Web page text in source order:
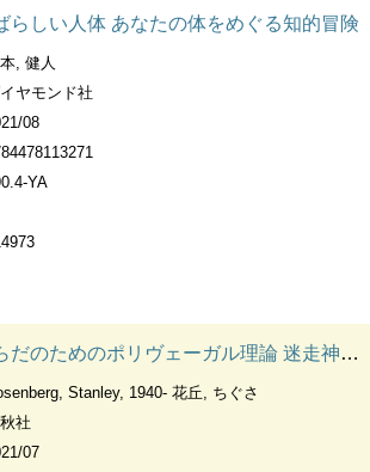
らしい人体 あなたの体をめぐる知的冒険
, 健人
ヤモンド社
08
YA
めのポリヴェーガル理論 迷走神経から不安・うつ・トラウマ・自閉症を癒すセルフ・エクササイズ
Stanley, 1940- 花丘, ちぐさ
社
07